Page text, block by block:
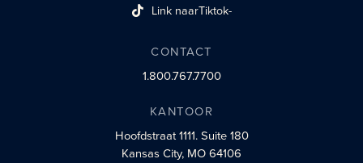
Link naarTiktok-
sociaalprofiel
CONTACT
1.800.767.7700
KANTOOR
Hoofdstraat 1111.Suite 180
Kansas City, MO 64106